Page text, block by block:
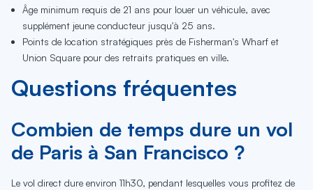
Âge minimum requis de 21 ans pour louer un véhicule, avec
supplément jeune conducteur jusqu'à 25 ans.
Points de location stratégiques près de Fisherman's Wharf et
Union Square pour des retraits pratiques en ville.
Questions fréquentes
Combien de temps dure un vol
de Paris à San Francisco ?
Le vol direct dure environ 11h30, pendant lesquelles vous profitez de